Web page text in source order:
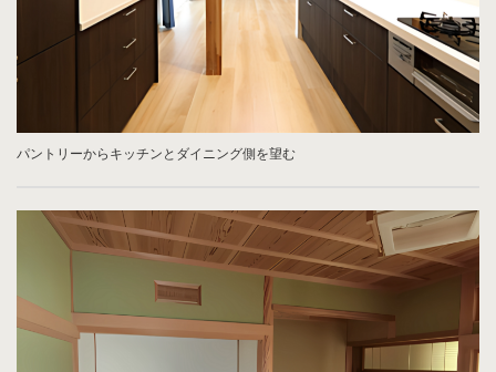
パントリーからキッチンとダイニング側を望む